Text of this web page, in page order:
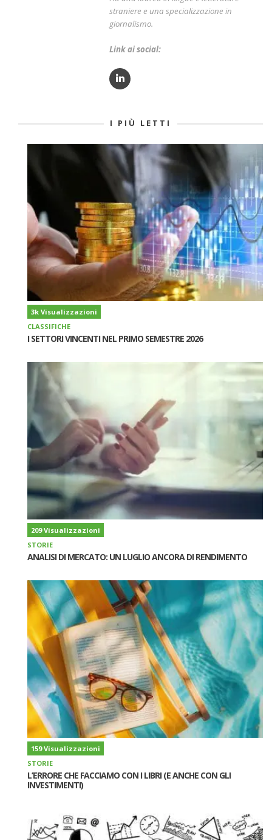
straniere e una specializzazione in
giornalismo.
Link ai social:
I PIÙ LETTI
3k Visualizzazioni
CLASSIFICHE
I SETTORI VINCENTI NEL PRIMO SEMESTRE 2026
209 Visualizzazioni
STORIE
ANALISI DI MERCATO: UN LUGLIO ANCORA DI RENDIMENTO
159 Visualizzazioni
STORIE
L’ERRORE CHE FACCIAMO CON I LIBRI (E ANCHE CON GLI
INVESTIMENTI)